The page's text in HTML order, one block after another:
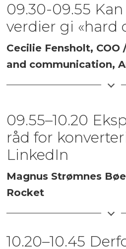
09.30-09.55
verdier gi «hard
Cecilie Fensholt,
and communication,
«Hodet og hjertets
gründer Thor
Amesto-konsernet er
selv om
viktig for eierne, ble
beregnet ut fra profitt.
for hele konsernet, ble
09.55–10.20
råd for
LinkedIn
Magnus Strømnes
Rocket
En av Norges mest
eksperter viser deg
10.20–10.45